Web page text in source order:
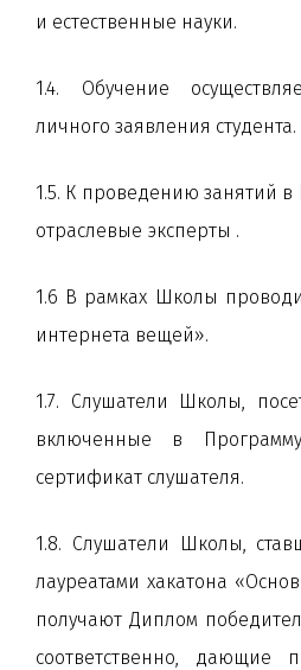
и естественные науки.
1.4. Обучение
личного заявления студента.
1.5. К проведению занятий
отраслевые эксперты .
1.6 В рамках Школы
интернета вещей».
1.7. Слушатели Школы,
включенные в
сертификат слушателя.
1.8. Слушатели Школы,
лауреатами хакатона
получают Диплом
соответственно, дающие